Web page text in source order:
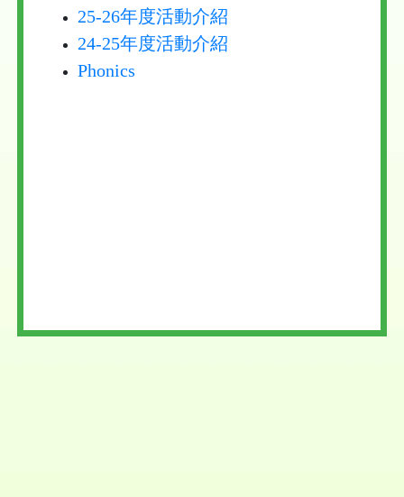
25-26年度活動介紹
24-25年度活動介紹
Phonics